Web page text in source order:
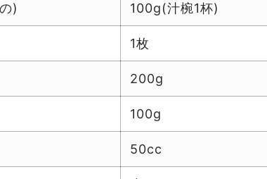
) 100g(汁椀1杯)
1枚
200g
100g
50cc